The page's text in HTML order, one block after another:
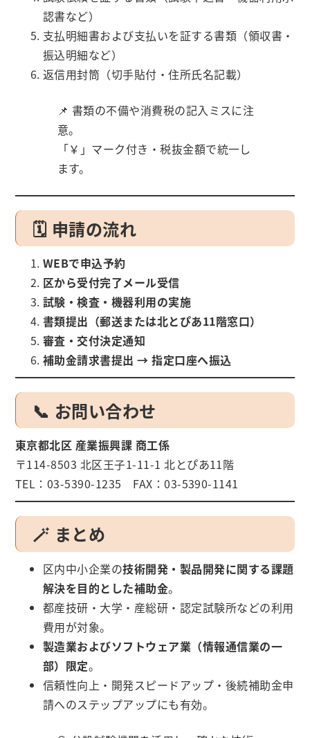
認書など）
支払明細書および支払いを証する書類（領収書・
振込明細など）
返信用封筒（切手貼付・住所氏名記載）
📌 書類の不備や消費税の記入ミスに注
意。
「￥」マーク付き・税抜金額で統一し
ます。
🗓️ 申請の流れ
WEBで申込予約
区から受付完了メール受信
試験・検査・機器利用の実施
書類提出（郵送または北とぴあ11階窓口）
審査・交付決定通知
補助金請求書提出 → 指定口座へ振込
📞 お問い合わせ
東京都北区 産業振興課 商工係
〒114-8503 北区王子1-11-1 北とぴあ11階
TEL：03-5390-1235 FAX：03-5390-1141
🪄 まとめ
区内中小企業の技術開発・製品開発に関する課題
解決を目的とした補助金。
都産技研・大学・産総研・認定試験所などの利用
費用が対象。
製造業およびソフトウェア業（情報通信業の一
部）限定。
信頼性向上・開発スピードアップ・後続補助金申
請へのステップアップにも有効。